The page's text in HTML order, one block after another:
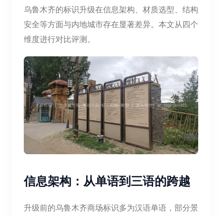
乌鲁木齐的标识升级在信息架构、材质选型、结构
安全等方面与内地城市存在显著差异。本文从四个
维度进行对比评测。
信息架构：从单语到三语的跨越
升级前的乌鲁木齐商场标识多为汉语单语，部分景